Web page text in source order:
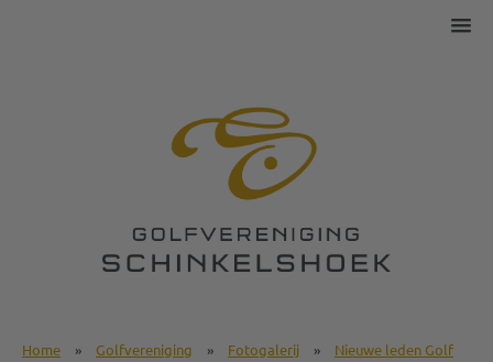
Home » Golfvereniging » Fotogalerij »
Nieuwe leden Golf